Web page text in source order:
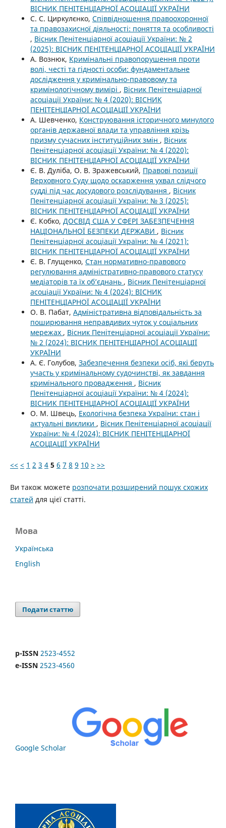
ВІСНИК ПЕНІТЕНЦІАРНОЇ АСОЦІАЦІЇ УКРАЇНИ
С. С. Циркулєнко, Співвідношення правоохоронної
та правозахисної діяльності: поняття та особливості
, Вісник Пенітенціарної асоціації України: № 2
(2025): ВІСНИК ПЕНІТЕНЦІАРНОЇ АСОЦІАЦІЇ УКРАЇНИ
А. Вознюк, Кримінальні правопорушення проти
волі, честі та гідності особи: фундаментальне
дослідження у кримінально-правовому та
кримінологічному вимірі , Вісник Пенітенціарної
асоціації України: № 4 (2020): ВІСНИК
ПЕНІТЕНЦІАРНОЇ АСОЦІАЦІЇ УКРАЇНИ
А. Шевченко, Конструювання історичного минулого
органів державної влади та управління крізь
призму сучасних інституційних змін , Вісник
Пенітенціарної асоціації України: № 4 (2020):
ВІСНИК ПЕНІТЕНЦІАРНОЇ АСОЦІАЦІЇ УКРАЇНИ
Є. В. Дуліба, О. В. Зражевський, Правові позиції
Верховного Суду щодо оскарження ухвал слідчого
судді під час досудового розслідування , Вісник
Пенітенціарної асоціації України: № 3 (2025):
ВІСНИК ПЕНІТЕНЦІАРНОЇ АСОЦІАЦІЇ УКРАЇНИ
Є. Кобко, ДОСВІД США У СФЕРІ ЗАБЕЗПЕЧЕННЯ
НАЦІОНАЛЬНОЇ БЕЗПЕКИ ДЕРЖАВИ , Вісник
Пенітенціарної асоціації України: № 4 (2021):
ВІСНИК ПЕНІТЕНЦІАРНОЇ АСОЦІАЦІЇ УКРАЇНИ
Є. В. Глущенко, Стан нормативно-правового
регулювання адміністративно-правового статусу
медіаторів та їх об’єднань , Вісник Пенітенціарної
асоціації України: № 4 (2024): ВІСНИК
ПЕНІТЕНЦІАРНОЇ АСОЦІАЦІЇ УКРАЇНИ
О. В. Пабат, Адміністративна відповідальність за
поширювання неправдивих чуток у соціальних
мережах , Вісник Пенітенціарної асоціації України:
№ 2 (2024): ВІСНИК ПЕНІТЕНЦІАРНОЇ АСОЦІАЦІЇ
УКРАЇНИ
А. Є. Голубов, Забезпечення безпеки осіб, які беруть
участь у кримінальному судочинстві, як завдання
кримінального провадження , Вісник
Пенітенціарної асоціації України: № 4 (2024):
ВІСНИК ПЕНІТЕНЦІАРНОЇ АСОЦІАЦІЇ УКРАЇНИ
О. М. Швець, Екологічна безпека України: стан і
актуальні виклики , Вісник Пенітенціарної асоціації
України: № 4 (2024): ВІСНИК ПЕНІТЕНЦІАРНОЇ
АСОЦІАЦІЇ УКРАЇНИ
<< < 1 2 3 4 5 6 7 8 9 10 > >>
Ви також можете розпочати розширений пошук схожих
статей для цієї статті.
Мова
Українська
English
Подати статтю
p-ISSN 2523-4552
e-ISSN 2523-4560
Google Scholar